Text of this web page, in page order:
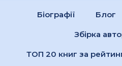
Біографії Блог
Збірка
ТОП 20 книг за